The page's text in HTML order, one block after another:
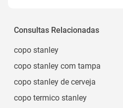
Frost
Ver todos
Praia
Consultas Relacionadas
copo stanley
copo stanley com tampa
copo stanley de cerveja
copo termico stanley